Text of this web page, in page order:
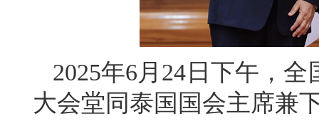
2025年6月24日下午，
大会堂同泰国国会主席兼